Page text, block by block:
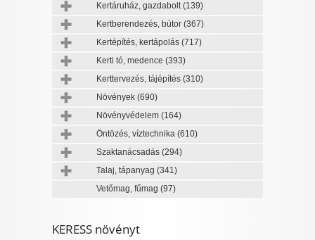
Kertáruház, gazdabolt(139)
Kertberendezés, bútor (367)
Kertépítés, kertápolás (717)
Kerti tó, medence (393)
Kerttervezés, tájépítés (310)
Növények (690)
Növényvédelem (164)
Öntözés, víztechnika (610)
Szaktanácsadás (294)
Talaj, tápanyag (341)
Vetőmag, fűmag (97)
KERESS növényt